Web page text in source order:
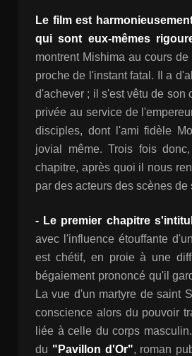
Le film est
qui sont eux-mêmes
montrent Mishima au cours
proche de l'instant fatal. Il a
d'achever ; il s'est vêtu de son
privée au service de
disciples, dont l'ami fidèle
jovial même. Trois fois
chapitre, après quoi il nous
par des acteurs des scènes
- Le premier chapitre
avec l'influence étouffante
est chétif, en proie à une
bégaiement prononcé qu'il
La vue d'un martyre de saint
conscience alors du pouvoir
liée à celle du corps
du "Pavillon d'Or", roman